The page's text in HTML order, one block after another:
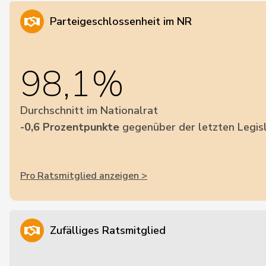
Parteigeschlossenheit im NR
98,1%
Durchschnitt im Nationalrat
-0,6 Prozentpunkte gegenüber der letzten
Pro Ratsmitglied anzeigen >
Zufälliges Ratsmitglied